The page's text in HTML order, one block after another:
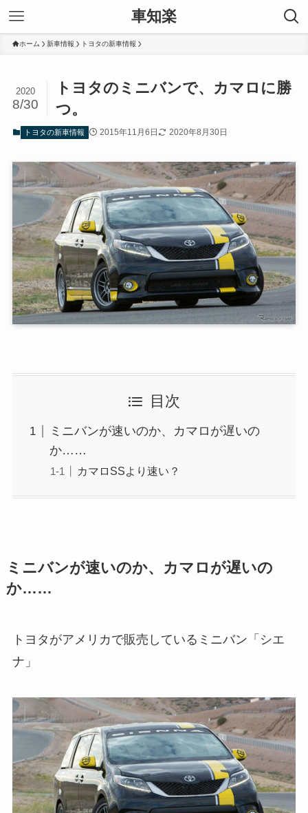
車知楽
ホーム 新車情報 トヨタの新車情報
トヨタのミニバンで、カマロに勝
つ。
2020
8/30
トヨタの新車情報 2015年11月6日 2020年8月30日
目次
ミニバンが速いのか、カマロが遅いの
か……
カマロSSより速い？
ミニバンが速いのか、カマロが遅いの
か……
トヨタがアメリカで販売しているミニバン「シエ
ナ」